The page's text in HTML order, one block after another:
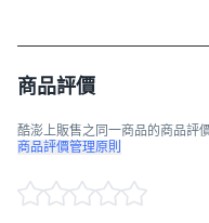
商品評價
酷澎上販售之同一商品的商品評
商品評價管理原則